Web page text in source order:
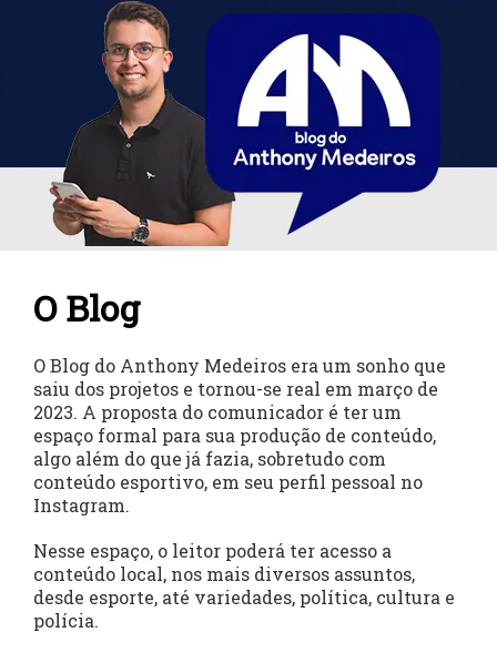
O Blog
O Blog do Anthony Medeiros era um sonho que
saiu dos projetos e tornou-se real em março de
2023. A proposta do comunicador é ter um
espaço formal para sua produção de conteúdo,
algo além do que já fazia, sobretudo com
conteúdo esportivo, em seu perfil pessoal no
Instagram.
Nesse espaço, o leitor poderá ter acesso a
conteúdo local, nos mais diversos assuntos,
desde esporte, até variedades, política, cultura e
polícia.